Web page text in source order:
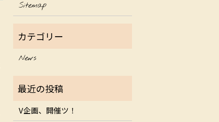
Sitemap
News
V企画、開催ツ！